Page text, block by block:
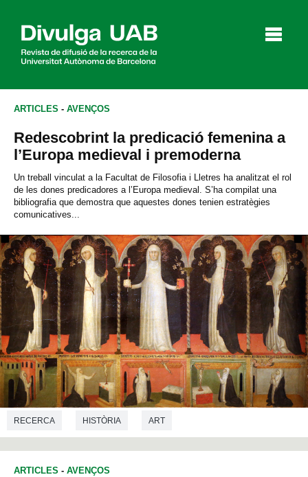
Entrevistes
Agenda
English Español
CERCAR
ARTICLES - AVENÇOS
Redescobrint la predicació femenina a
l’Europa medieval i premoderna
Un treball vinculat a la Facultat de Filosofia i Lletres ha analitzat el rol
de les dones predicadores a l’Europa medieval. S’ha compilat una
bibliografia que demostra que aquestes dones tenien estratègies
comunicatives...
RECERCA HISTÒRIA ART
ARTICLES - AVENÇOS